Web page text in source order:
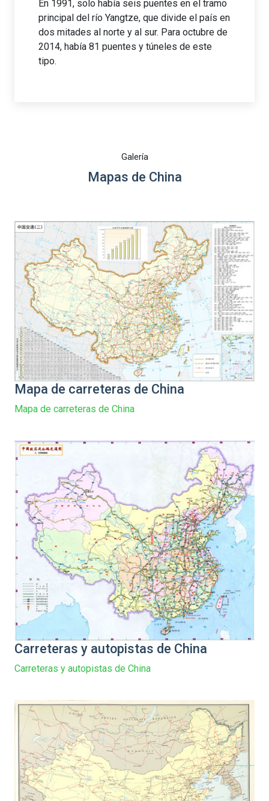
En 1991, solo había seis puentes en el tramo
principal del río Yangtze, que divide el país en
dos mitades al norte y al sur. Para octubre de
2014, había 81 puentes y túneles de este
tipo.
Galería
Mapas de China
Mapa de carreteras de China
Mapa de carreteras de China
Carreteras y autopistas de China
Carreteras y autopistas de China